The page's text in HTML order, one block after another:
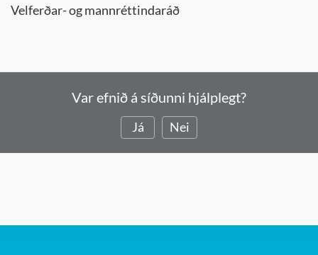
Velferðar- og mannréttindaráð
Var efnið á síðunni hjálplegt?
Já Nei